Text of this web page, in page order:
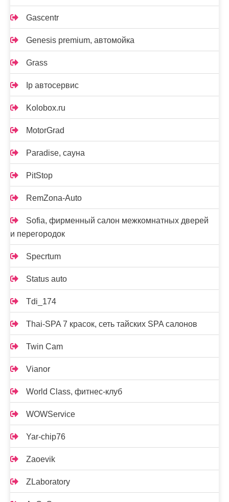
Gascentr
Genesis premium, автомойка
Grass
Ip автосервис
Kolobox.ru
MotorGrad
Paradise, сауна
PitStop
RemZona-Auto
Sofia, фирменный салон межкомнатных дверей
и перегородок
Specrtum
Status auto
Tdi_174
Thai-SPA 7 красок, сеть тайских SPA салонов
Twin Cam
Vianor
World Class, фитнес-клуб
WOWService
Yar-chip76
Zaoevik
ZLaboratory